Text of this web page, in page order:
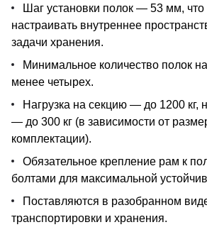
Шаг установки полок — 53 мм, что
настраивать внутреннее
задачи хранения.
Минимальное количество полок
менее четырех.
Нагрузка на секцию — до 1200 кг,
— до 300 кг (в зависимости от
комплектации).
Обязательное крепление рам к
болтами для максимальной
Поставляются в разобранном
транспортировки и хранения.